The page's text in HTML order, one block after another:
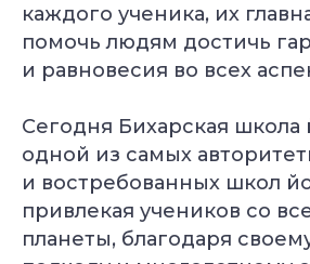
каждого ученика, их
помочь людям достичь
и равновесия во всех
Сегодня Бихарская школа
одной из самых
и востребованных школ
привлекая учеников со
планеты, благодаря